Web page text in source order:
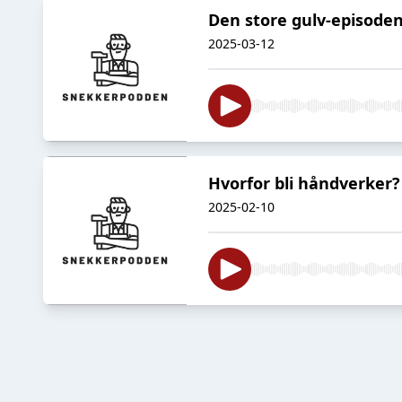
Den store gulv-
2025-03-12
Hvorfor bli håndverker?
2025-02-10